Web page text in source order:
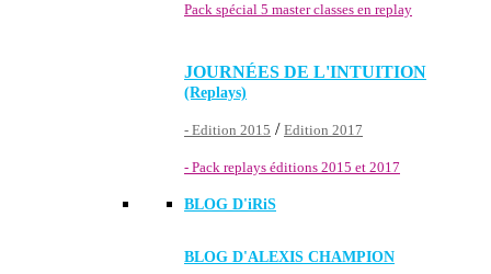
Pack spécial 5 master classes en replay
JOURNÉES DE L'INTUITION
(Replays)
- Edition 2015 / Edition 2017
- Pack replays éditions 2015 et 2017
BLOG D'iRiS
BLOG D'ALEXIS CHAMPION